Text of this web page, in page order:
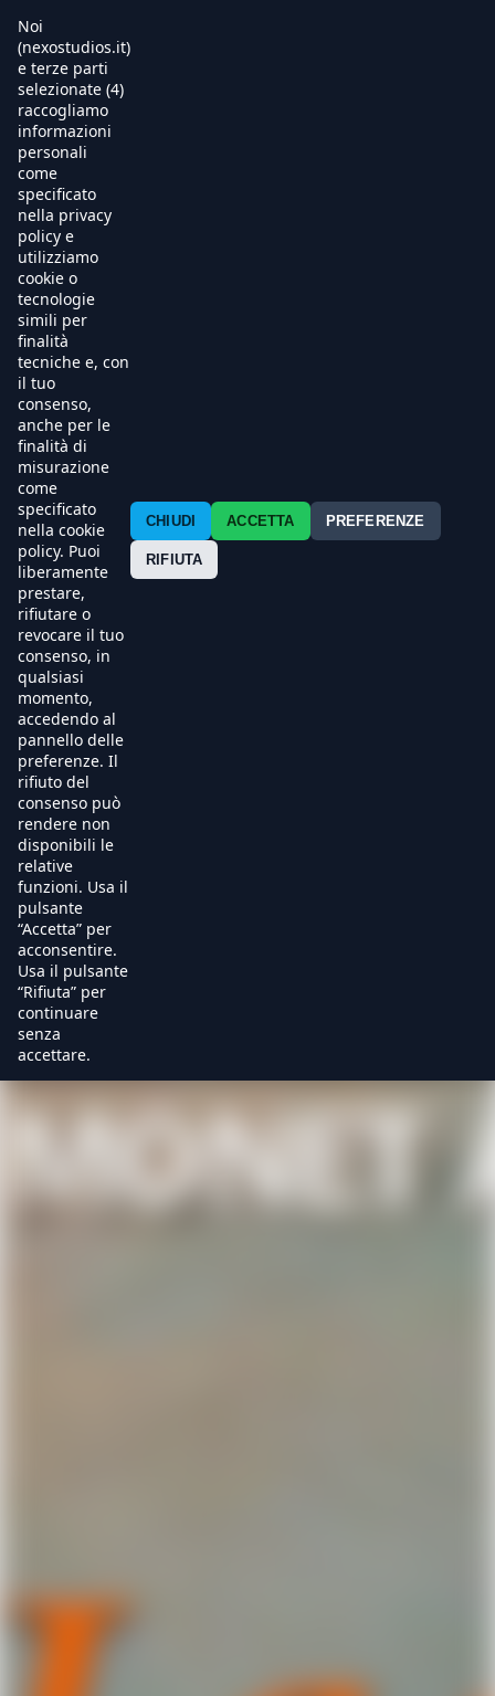
Contatti
Noi
(nexostudios.it)
e terze parti
selezionate (4)
raccogliamo
informazioni
personali
come
specificato
nella privacy
policy e
utilizziamo
cookie o
tecnologie
simili per
finalità
tecniche e, con
il tuo
consenso,
anche per le
finalità di
misurazione
come
specificato
nella cookie
policy. Puoi
liberamente
prestare,
rifiutare o
revocare il tuo
consenso, in
qualsiasi
momento,
accedendo al
pannello delle
preferenze. Il
rifiuto del
consenso può
rendere non
disponibili le
relative
funzioni. Usa il
pulsante
“Accetta” per
acconsentire.
Usa il pulsante
“Rifiuta” per
continuare
senza
accettare.
CHIUDI ACCETTA PREFERENZE
RIFIUTA